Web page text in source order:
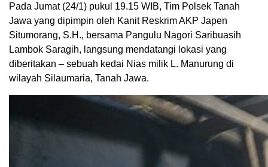
Pada Jumat (24/1) pukul 19.15 WIB, Tim Polsek Tanah
Jawa yang dipimpin oleh Kanit Reskrim AKP Japen
Situmorang, S.H., bersama Pangulu Nagori Saribuasih
Lambok Saragih, langsung mendatangi lokasi yang
diberitakan – sebuah kedai Nias milik L. Manurung di
wilayah Silaumaria, Tanah Jawa.